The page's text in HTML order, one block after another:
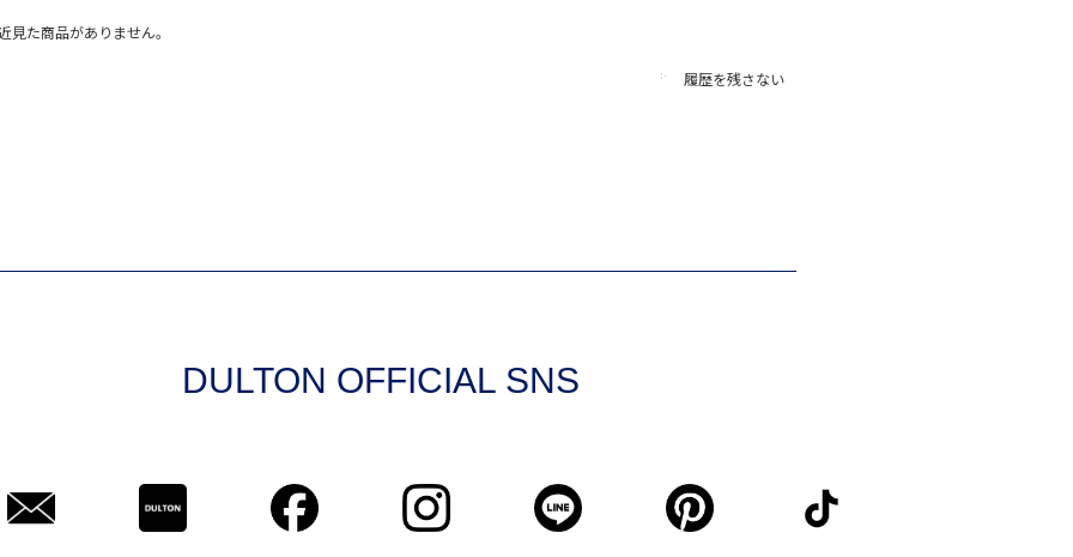
見た商品がありません。
履歴を残さない
DULTON OFFICIAL SNS